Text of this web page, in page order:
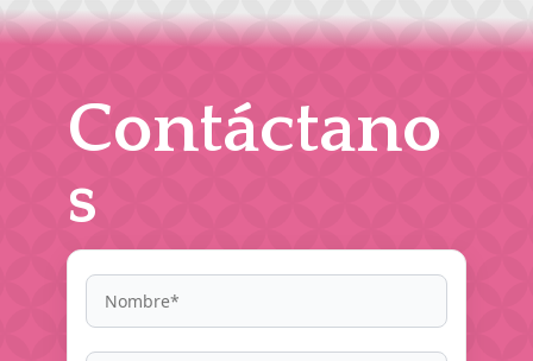
Contáctano
s